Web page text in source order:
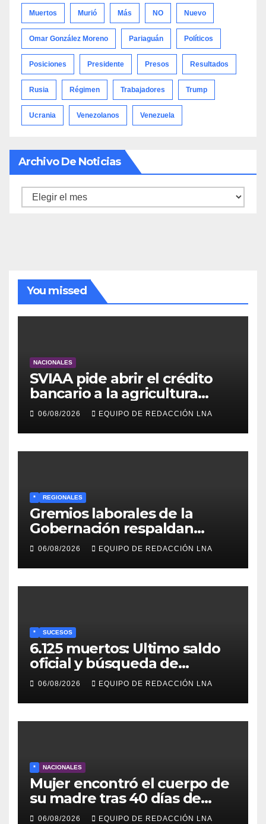
Muertos Murió Más NO Nuevo
Omar González Moreno Pariaguán Políticos
Posiciones Presidente Presos Resultados
Rusia Régimen Trabajadores Trump
Ucrania Venezolanos Venezuela
Archivo De Noticias
Archivo
You missed
NACIONALES
SVIAA pide abrir el crédito
bancario a la agricultura
familiar en Venezuela
06/08/2026 EQUIPO DE REDACCIÓN LNA
* REGIONALES
Gremios laborales de la
Gobernación respaldan
propuesta de Bono
Recreativo de 100 dólares
para jubilados, pensionados y
activos
06/08/2026 EQUIPO DE REDACCIÓN LNA
* SUCESOS
6.125 muertos: Ultimo saldo
oficial y búsqueda de
cadáveres continúa entre los
escombros
06/08/2026 EQUIPO DE REDACCIÓN LNA
* NACIONALES
Mujer encontró el cuerpo de
su madre tras 40 días de
búsqueda en Tanaguarena
06/08/2026 EQUIPO DE REDACCIÓN LNA